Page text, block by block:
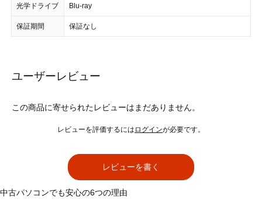
光学ドライブ Blu-ray
保証期間 保証なし
ユーザーレビュー
この商品に寄せられたレビューはまだありません。
レビューを評価するには ログインが必要です。
レビューを書く
中古パソコンでも安心の6つの理由